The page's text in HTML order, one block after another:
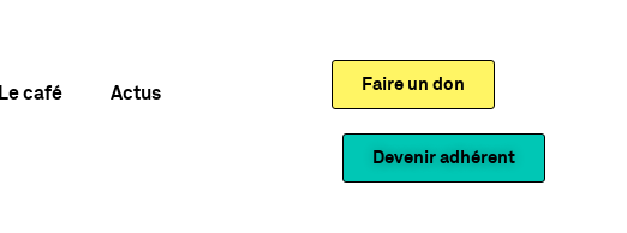
Le café Actus Faire un don
Devenir adhérent